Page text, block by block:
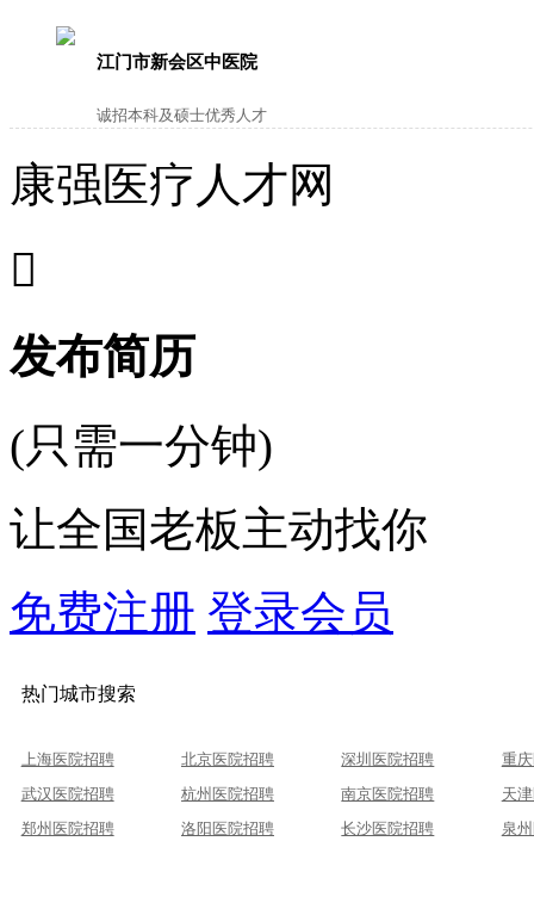
江门市新会区中医院
诚招本科及硕士优秀人才
康强医疗人才网

发布简历
(只需一分钟)
让全国老板主动找你
免费注册 登录会员
热门城市搜索
上海医院招聘 北京医院招聘 深圳医院招聘
重
武汉医院招聘
杭州医院招聘 南京医院招聘
天
郑州医院招聘
洛阳医院招聘 长沙医院招聘 泉